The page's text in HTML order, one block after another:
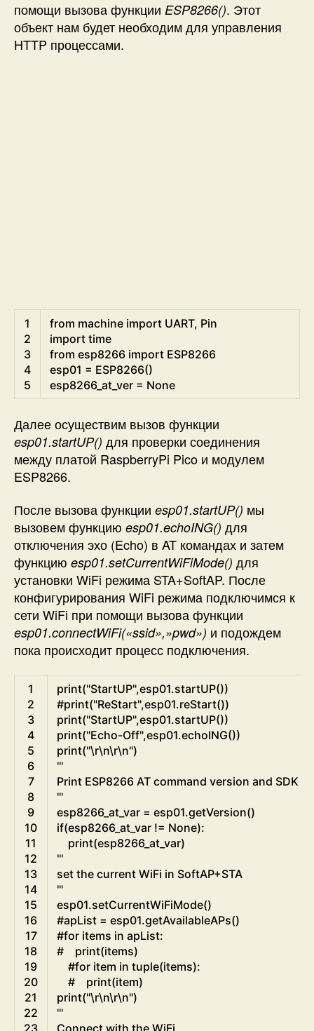
помощи вызова функции ESP8266(). Этот
объект нам будет необходим для управления
HTTP процессами.
1
2
3
4
5
from machine import UART, Pin
import time
from esp8266 import ESP8266
esp01 = ESP8266()
esp8266_at_ver = None
Далее осуществим вызов функции
esp01.startUP() для проверки соединения
между платой RaspberryPi Pico и модулем
ESP8266.
После вызова функции esp01.startUP() мы
вызовем функцию esp01.echoING() для
отключения эхо (Echo) в AT командах и затем
функцию esp01.setCurrentWiFiMode() для
установки WiFi режима STA+SoftAP. После
конфигурирования WiFi режима подключимся к
сети WiFi при помощи вызова функции
esp01.connectWiFi(«ssid»,»pwd») и подождем
пока происходит процесс подключения.
1
2
3
4
5
6
7
8
9
10
11
12
13
14
15
16
17
18
19
20
21
22
23
print("StartUP",esp01.startUP())
#print("ReStart",esp01.reStart())
print("StartUP",esp01.startUP())
print("Echo-Off",esp01.echoING())
print("\r\n\r\n")
'''
Print ESP8266 AT command version and SDK
'''
esp8266_at_var = esp01.getVersion()
if(esp8266_at_var != None):
print(esp8266_at_var)
'''
set the current WiFi in SoftAP+STA
'''
esp01.setCurrentWiFiMode()
#apList = esp01.getAvailableAPs()
#for items in apList:
#    print(items)
#for item in tuple(items):
#    print(item)
print("\r\n\r\n")
'''
Connect with the WiFi